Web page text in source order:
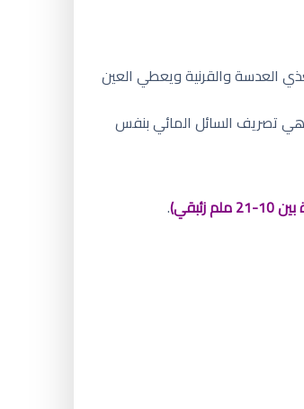
العدسة والقرنية ويعطي العين
تصريف السائل المائي بنفس
.